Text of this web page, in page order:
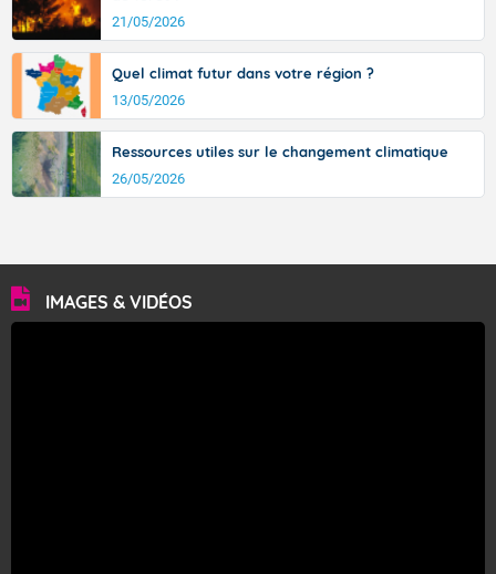
21/05/2026
Quel climat futur dans votre région ?
13/05/2026
Ressources utiles sur le changement climatique
26/05/2026
IMAGES & VIDÉOS